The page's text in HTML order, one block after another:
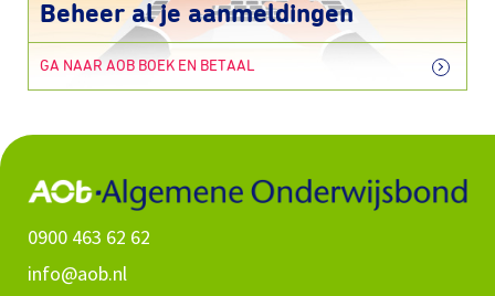
Beheer al je aanmeldingen
GA NAAR AOB BOEK EN BETAAL
0900 463 62 62
info@aob.nl